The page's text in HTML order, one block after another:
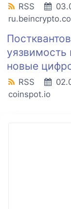
RSS
уязвимость
новые
RSS
coinspot.io